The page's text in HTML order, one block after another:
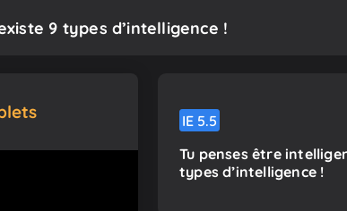
9 types d’intelligence !
IE 5.5
Tu penses être
types d’intelligence !